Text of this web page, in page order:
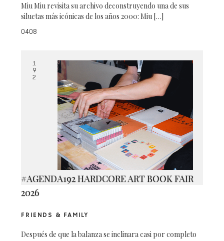
Miu Miu revisita su archivo deconstruyendo una de sus
siluetas más icónicas de los años 2000: Miu […]
0408
1
9
2
#AGENDA192 HARDCORE ART BOOK FAIR
2026
FRIENDS & FAMILY
Después de que la balanza se inclinara casi por completo